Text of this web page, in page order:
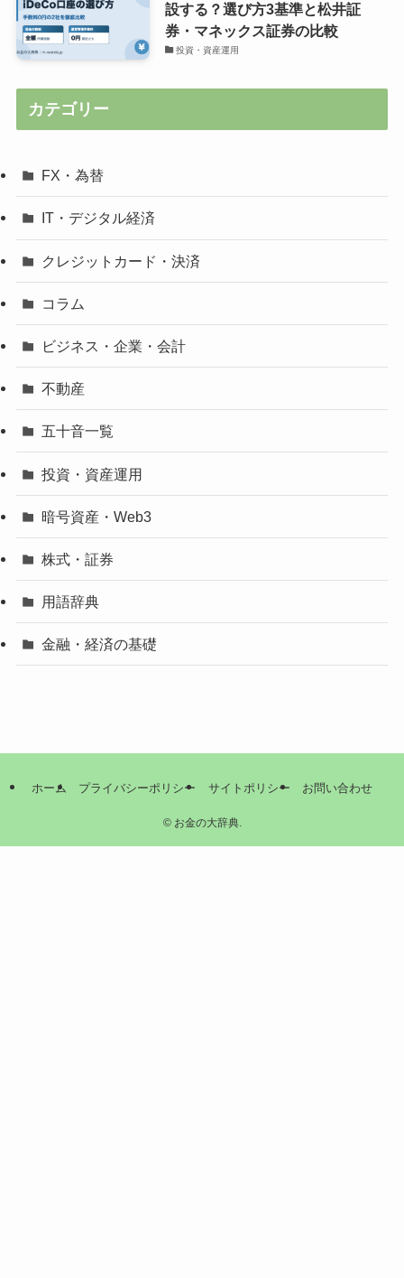
設する？選び方3基準と松井証
券・マネックス証券の比較
投資・資産運用
カテゴリー
FX・為替
IT・デジタル経済
クレジットカード・決済
コラム
ビジネス・企業・会計
不動産
五十音一覧
投資・資産運用
暗号資産・Web3
株式・証券
用語辞典
金融・経済の基礎
ホーム プライバシーポリシー サイトポリシー お問い合わせ
©お金の大辞典.